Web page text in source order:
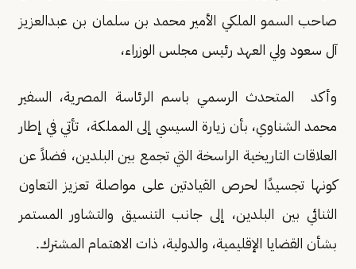
صاحب السمو الملكي الأمير محمد بن سلمان بن عبدالعزيز
آل سعود ولي العهد رئيس مجلس الوزراء،
وأكد المتحدث الرسمي باسم الرئاسة المصرية، السفير
محمد الشناوي، بأن زيارة السيسي إلى المملكة، تأتي في إطار
العلاقات التاريخية الراسخة التي تجمع بين البلدين، فضلاً عن
كونها تجسيدًا لحرص القيادتين على مواصلة تعزيز التعاون
الثنائي بين البلدين، إلى جانب التنسيق والتشاور المستمر
بشأن القضايا الإقليمية، والدولية، ذات الاهتمام المشترك.